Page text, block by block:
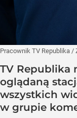
Pracownik TV Republika /
TV Republika
oglądaną
wszystkich
w grupie